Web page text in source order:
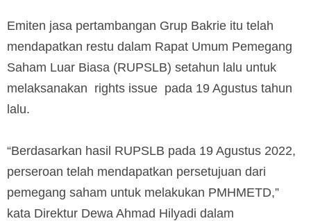
Emiten jasa pertambangan Grup Bakrie itu telah
mendapatkan restu dalam Rapat Umum Pemegang
Saham Luar Biasa (RUPSLB) setahun lalu untuk
melaksanakan rights issue pada 19 Agustus tahun
lalu.
“Berdasarkan hasil RUPSLB pada 19 Agustus 2022,
perseroan telah mendapatkan persetujuan dari
pemegang saham untuk melakukan PMHMETD,”
kata Direktur Dewa Ahmad Hilyadi dalam